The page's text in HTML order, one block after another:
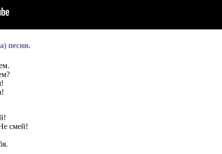
песни.
смей!